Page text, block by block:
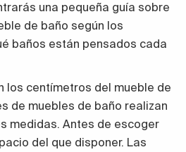
una pequeña guía sobre
de baño según los
baños están pensados cada
los centímetros del mueble de
de muebles de baño realizan
medidas. Antes de escoger
del que disponer. Las